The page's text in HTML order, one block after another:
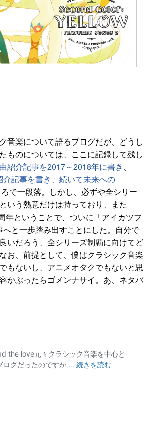
音楽について語るブログだが、どうし
ものについては、ここに記録して残し
紹介記事を2017～2018年に書き 、
記事を書き 、 続いて未来への
で一段落。しかし、必ずや全シリー
いう熱意だけは持っており、また
ということで、ついに「アイカツフ
と一歩踏み出すことにした。自分で
いだろう、全シリーズ制覇に向けてど
お、前提として、僕はクラシック音楽
もないし、アニメオタクでもないと思
かぶったらゴメンナサイ。あ、ネタバ